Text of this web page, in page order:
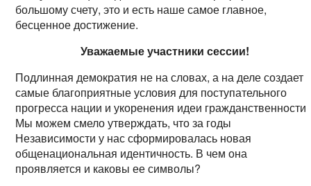
большому счету, это и есть наше самое главное,
бесценное достижение.
Уважаемые участники сессии!
Подлинная демократия не на словах, а на деле создает
самые благоприятные условия для поступательного
прогресса нации и укоренения идеи гражданственности.
Мы можем смело утверждать, что за годы
Независимости у нас сформировалась новая
общенациональная идентичность. В чем она
проявляется и каковы ее символы?